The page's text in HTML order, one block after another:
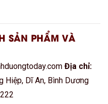
SẢN PHẨM VÀ
Địa chỉ:
Dĩ An, Bình Dương